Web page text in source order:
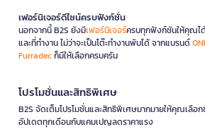
เฟอร์นิเจอร์ดีไซน์ครบฟังก์ชั่น
นอกจากนี้ B2S ยังมีเฟอร์นิเจอร์ครบทุกฟังก์ชันให้คุณไ
และที่ทำงาน ไม่ว่าจะเป็นโต๊ะทำงานพับได้ จากแบรนด์
Furradecก็มีให้เลือกครบครัน
โปรโมชั่นและสิทธิพิเศษ
B2S จัดเต็มโปรโมชั่นและสิทธิพิเศษมากมายให้คุณเลือ
อัปเดตทุกเดือนกับแคมเปญลดราคาแรง